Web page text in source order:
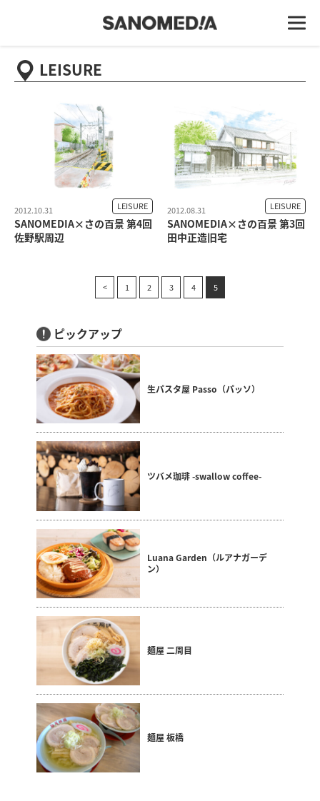
LEISURE
SANOMEDIA×さの百景 第4回
佐野駅周辺
2012.10.31 LEISURE
SANOMEDIA×さの百景 第3回
田中正造旧宅
2012.08.31 LEISURE
< 1 2 3 4 5
ピックアップ
生パスタ屋 Passo（パッソ）
ツバメ珈琲 -swallow coffee-
Luana Garden（ルアナガーデ
ン）
麺屋 二周目
麺屋 板橋